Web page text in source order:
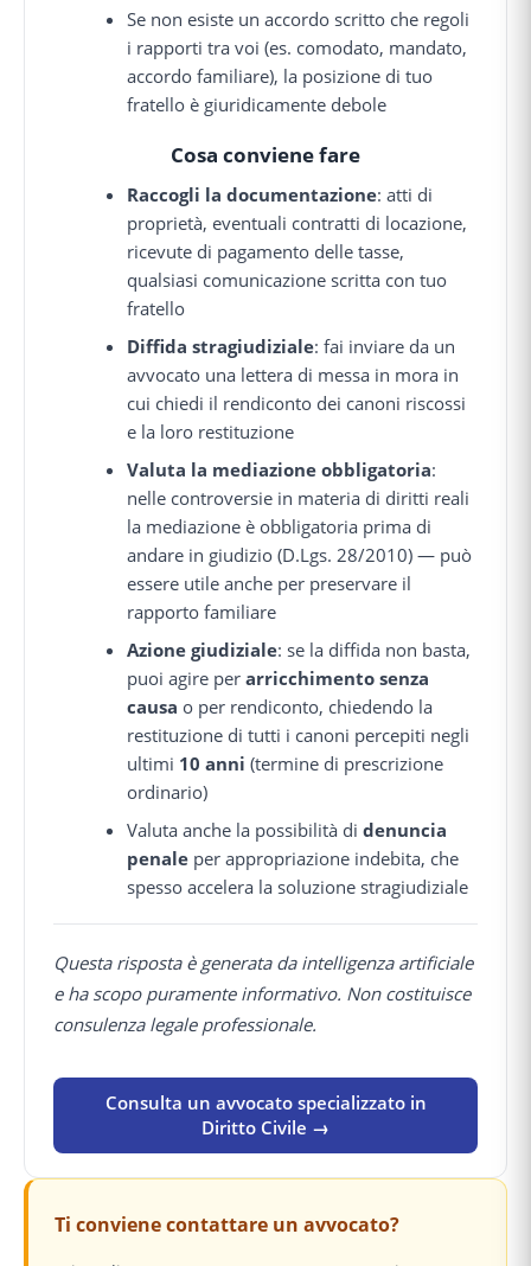
Se non esiste un accordo scritto che regoli
i rapporti tra voi (es. comodato, mandato,
accordo familiare), la posizione di tuo
fratello è giuridicamente debole
Cosa conviene fare
Raccogli la documentazione: atti di
proprietà, eventuali contratti di locazione,
ricevute di pagamento delle tasse,
qualsiasi comunicazione scritta con tuo
fratello
Diffida stragiudiziale: fai inviare da un
avvocato una lettera di messa in mora in
cui chiedi il rendiconto dei canoni riscossi
e la loro restituzione
Valuta la mediazione obbligatoria:
nelle controversie in materia di diritti reali
la mediazione è obbligatoria prima di
andare in giudizio (D.Lgs. 28/2010) — può
essere utile anche per preservare il
rapporto familiare
Azione giudiziale: se la diffida non basta,
puoi agire perarricchimento senza
causa o per rendiconto, chiedendo la
restituzione di tutti i canoni percepiti negli
ultimi 10 anni (termine di prescrizione
ordinario)
Valuta anche la possibilità didenuncia
penale per appropriazione indebita, che
spesso accelera la soluzione stragiudiziale
Questa risposta è generata da intelligenza artificiale
e ha scopo puramente informativo. Non costituisce
consulenza legale professionale.
Consulta un avvocato specializzato in
Diritto Civile →
Ti conviene contattare un avvocato?